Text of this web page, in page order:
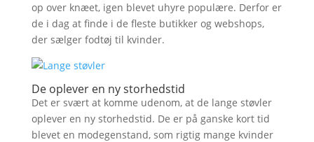
op over knæet, igen blevet uhyre populære. Derfor er
de i dag at finde i de fleste butikker og webshops,
der sælger fodtøj til kvinder.
De oplever en ny storhedstid
Det er svært at komme udenom, at de lange støvler
oplever en ny storhedstid. De er på ganske kort tid
blevet en modegenstand, som rigtig mange kvinder